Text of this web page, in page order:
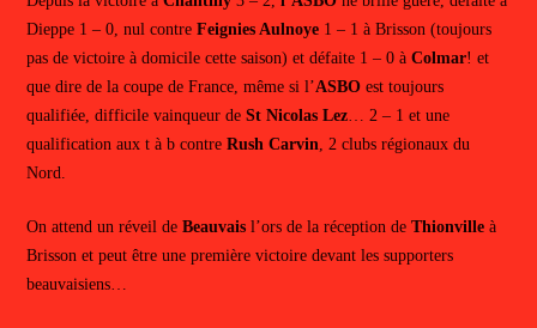
Dieppe 1 – 0, nul contre Feignies Aulnoye1 – 1 à Brisson (toujours
pas de victoire à domicile cette saison) et défaite 1 – 0 à Colmar! et
que dire de la coupe de France, même si l’ASBOest toujours
qualifiée, difficile vainqueur deSt Nicolas Lez… 2 – 1 et une
qualification aux t à b contre Rush Carvin , 2 clubs régionaux du
Nord.
On attend un réveil de Beauvaisl’ors de la réception de Thionvilleà
Brisson et peut être une première victoire devant les supporters
beauvaisiens…